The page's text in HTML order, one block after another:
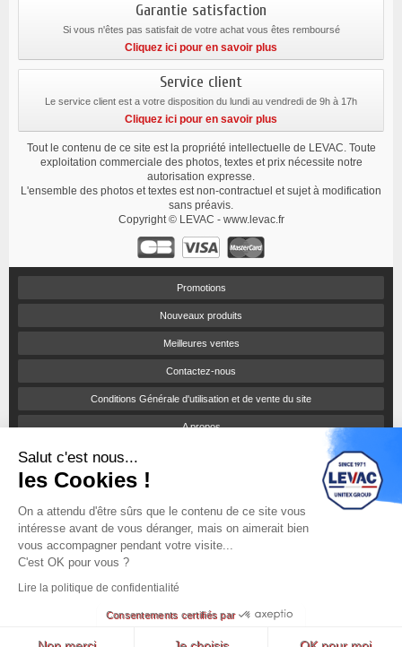
Garantie satisfaction
Si vous n'êtes pas satisfait de votre achat vous êtes remboursé
Cliquez ici pour en savoir plus
Service client
Le service client est a votre disposition du lundi au vendredi de 9h à 17h
Cliquez ici pour en savoir plus
Tout le contenu de ce site est la propriété intellectuelle de LEVAC. Toute
exploitation commerciale des photos, textes et prix nécessite notre
autorisation expresse.
L'ensemble des photos et textes est non-contractuel et sujet à modification
sans préavis.
Copyright © LEVAC - www.levac.fr
Promotions
Nouveaux produits
Meilleures ventes
Contactez-nous
Conditions Générale d'utilisation et de vente du site
A propos
Politique de confidentialité
Catalogues et tarifs
Engagement RSE
Salut c'est nous...
les Cookies !
On a attendu d'être sûrs que le contenu de ce site vous
intéresse avant de vous déranger, mais on aimerait bien
vous accompagner pendant votre visite...
C'est OK pour vous ?
Lire la politique de confidentialité
Consentements certifiés par